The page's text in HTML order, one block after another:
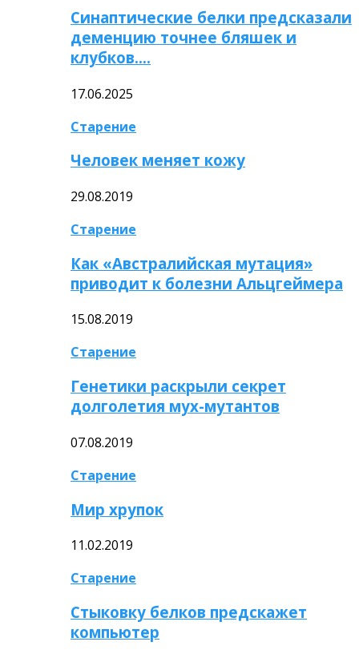
Синаптические белки предсказали
деменцию точнее бляшек и
клубков….
17.06.2025
Старение
Человек меняет кожу
29.08.2019
Старение
Как «Австралийская мутация»
приводит к болезни Альцгеймера
15.08.2019
Старение
Генетики раскрыли секрет
долголетия мух-мутантов
07.08.2019
Старение
Мир хрупок
11.02.2019
Старение
Стыковку белков предскажет
компьютер